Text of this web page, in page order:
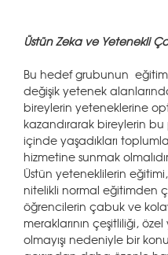
Üstün Zeka ve Yetenekli
Bu hedef grubunun eğitim
değişik yetenek
bireylerin yeteneklerine
kazandırarak bireylerin
içinde yaşadıkları
hizmetine sunmak
Üstün yeteneklilerin
nitelikli normal eğitimden
öğrencilerin çabuk ve
meraklarının çeşitliliği, özel
olmayışı nedeniyle bir